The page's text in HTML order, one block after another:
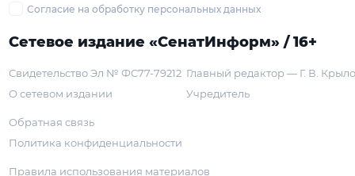
Согласие на обработку персональных данных
Сетевое издание «СенатИнформ» / 16+
Свидетельство Эл № ФС77-79212
О сетевом издании
Главный редактор — Г. В.
Учредитель
Обратная связь
Политика конфиденциальности
Правила использования материалов